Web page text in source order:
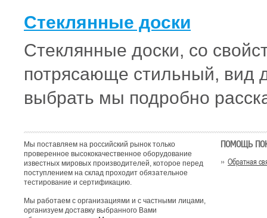
Стеклянные доски
Стеклянные доски, со
потрясающе стильный, вид
выбрать мы подробно
Мы поставляем на российский рынок только
проверенное высококачественное оборудование
известных мировых производителей, которое перед
поступлением на склад проходит обязательное
тестирование и сертификацию.
Мы работаем с организациями и с частными лицами,
организуем доставку выбранного Вами
ПОМОЩЬ
Обратная